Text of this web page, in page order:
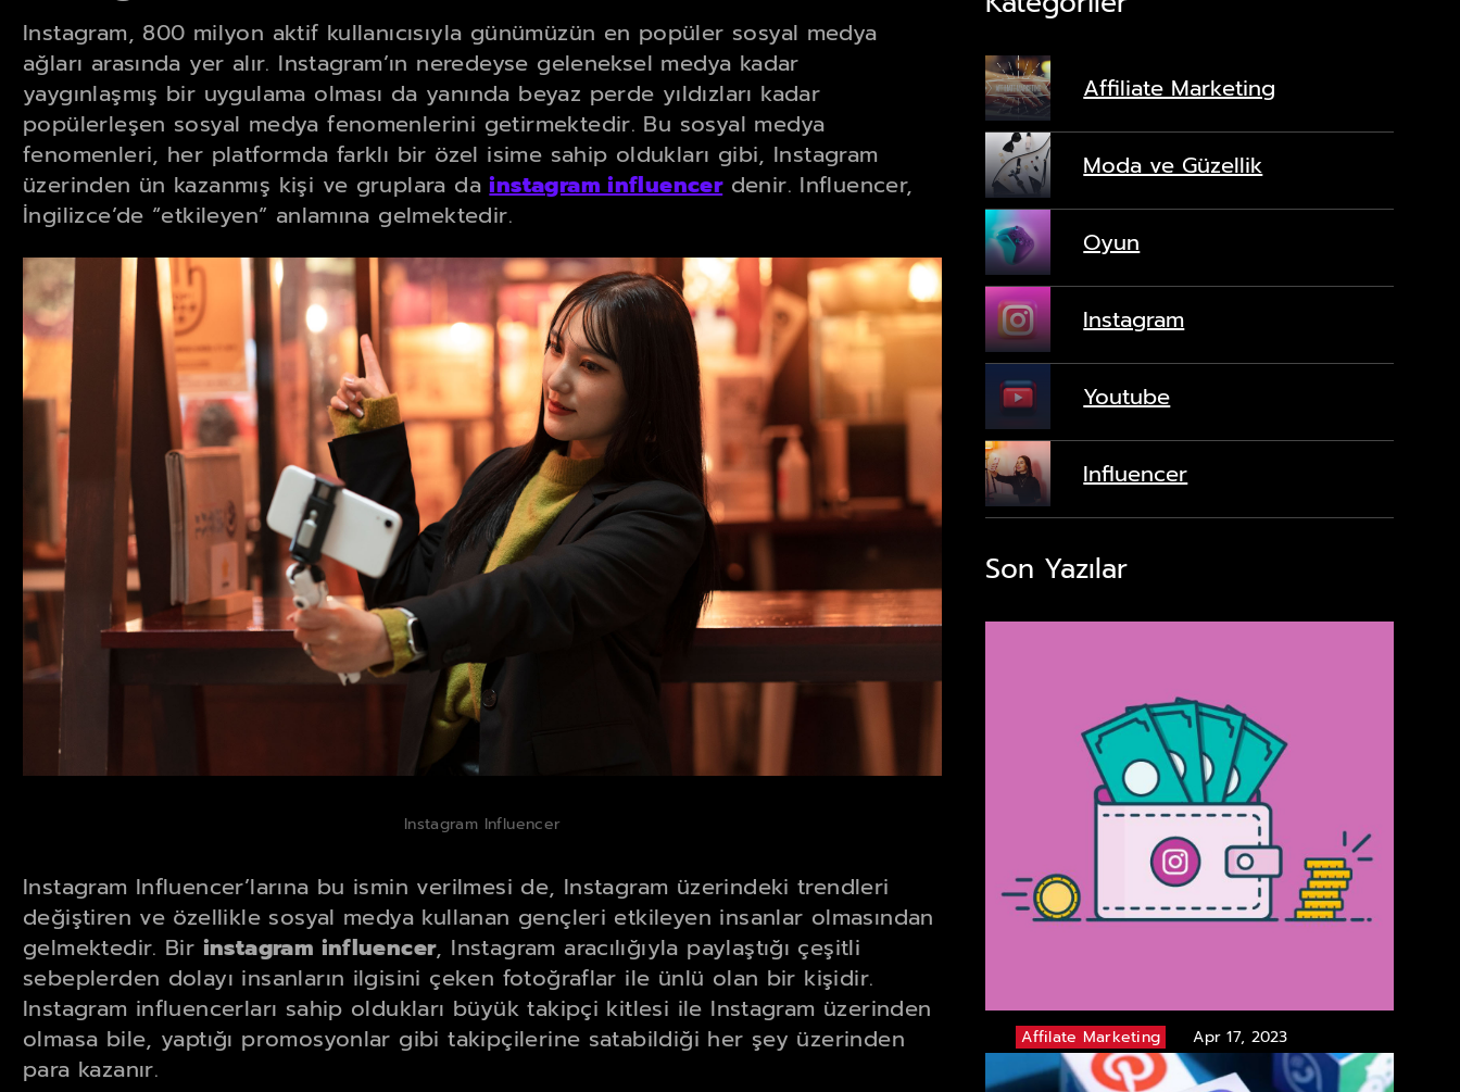
Instagram, 800 milyon aktif kullanıcısıyla günümüzün en popüler sosyal medya
ağları arasında yer alır. Instagram’ın neredeyse geleneksel medya kadar
yaygınlaşmış bir uygulama olması da yanında beyaz perde yıldızları kadar
popülerleşen sosyal medya fenomenlerini getirmektedir. Bu sosyal medya
fenomenleri, her platformda farklı bir özel isime sahip oldukları gibi, Instagram
üzerinden ün kazanmış kişi ve gruplara dainstagram influencerdenir. Influencer,
İngilizce’de “etkileyen” anlamına gelmektedir.
Instagram Influencer
Instagram Influencer’larına bu ismin verilmesi de, Instagram üzerindeki trendleri
değiştiren ve özellikle sosyal medya kullanan gençleri etkileyen insanlar olmasından
gelmektedir. Bir instagram influencer, Instagram aracılığıyla paylaştığı çeşitli
sebeplerden dolayı insanların ilgisini çeken fotoğraflar ile ünlü olan bir kişidir.
Instagram influencerları sahip oldukları büyük takipçi kitlesi ile Instagram üzerinden
olmasa bile, yaptığı promosyonlar gibi takipçilerine satabildiği her şey üzerinden
para kazanır.
Affiliate Marketing
Moda ve Güzellik
Oyun
Instagram
Youtube
Influencer
Son Yazılar
Affilate Marketing Apr 17, 2023
Instagram Influencer Fiyatları